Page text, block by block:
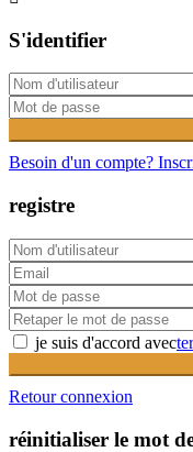
S'identifier
Besoin d'un compte?
registre
je suis d'accord avec
Retour connexion
réinitialiser le mot